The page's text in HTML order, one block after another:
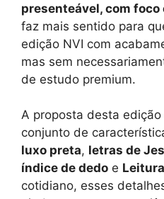
presenteável, com
faz mais sentido para
edição NVI com
mas sem
de estudo premium.
A proposta desta
conjunto de
luxo preta, letras de
índice de dedo e
cotidiano, esses